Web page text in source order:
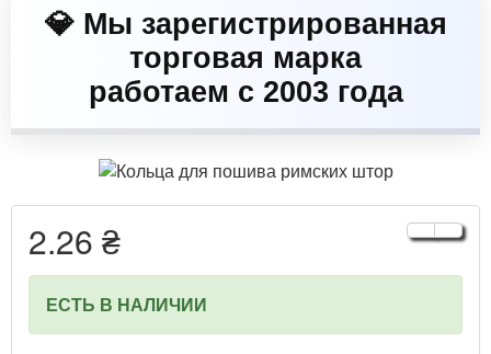
💎 Мы зарегистрированная
торговая марка
работаем с 2003 года
2.26 ₴
ЕСТЬ В НАЛИЧИИ